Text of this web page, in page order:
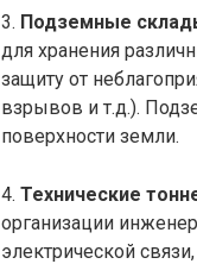
3. Подземные
для хранения
защиту от
взрывов и т.д.).
поверхности земли.
4. Технические
организации
электрической